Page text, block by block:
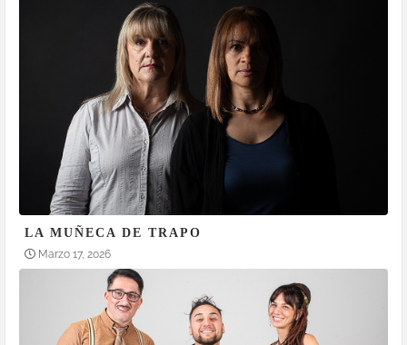
LA MUÑECA DE TRAPO
Marzo 17, 2026